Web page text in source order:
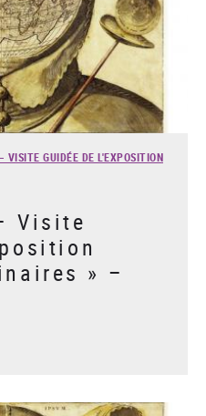
VISITE GUIDÉE DE L'EXPOSITION
Visite
» –